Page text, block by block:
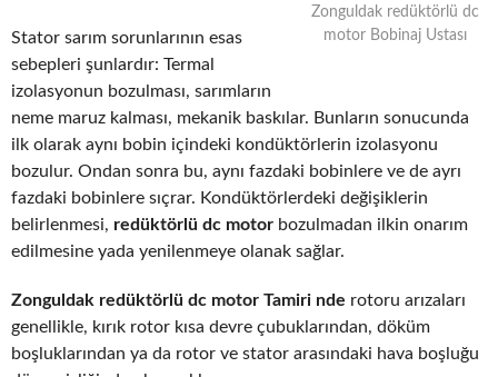
Zonguldak redüktörlü dc
motor Bobinaj Ustası
Stator sarım sorunlarının esas
sebepleri şunlardır: Termal
izolasyonun bozulması, sarımların
neme maruz kalması, mekanik baskılar. Bunların sonucunda
ilk olarak aynı bobin içindeki kondüktörlerin izolasyonu
bozulur. Ondan sonra bu, aynı fazdaki bobinlere ve de ayrı
fazdaki bobinlere sıçrar. Kondüktörlerdeki değişiklerin
belirlenmesi, redüktörlü dc motor bozulmadan ilkin onarım
edilmesine yada yenilenmeye olanak sağlar.
Zonguldak redüktörlü dc motor Tamiri nde rotoru arızaları
genellikle, kırık rotor kısa devre çubuklarından, döküm
boşluklarından ya da rotor ve stator arasındaki hava boşluğu